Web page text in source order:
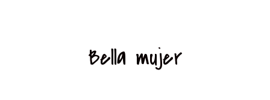
Bella mujer